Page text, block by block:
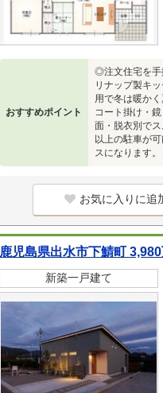
おすすめポイント
◎注文住宅を手
リナップ製キ
用で冬は暖か
コート掛け・
面・脱衣別で
以上の駐車が
スになります。
お気に入りに追
鹿児島県出水市下鯖町
新築一戸建て